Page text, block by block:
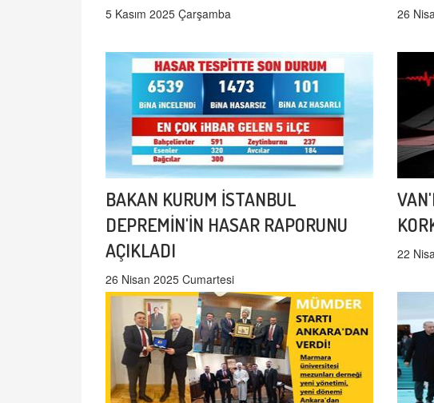
5 Kasım 2025 Çarşamba 26
BAKAN KURUM İSTANBUL
DEPREMİN'İN HASAR RAPORUNU
AÇIKLADI
26 Nisan 2025 Cumartesi
22